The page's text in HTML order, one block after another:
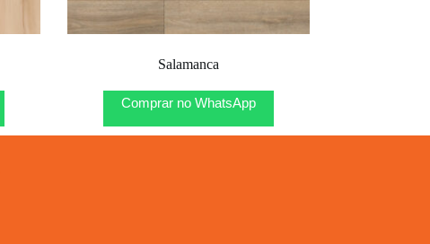
Salamanca
Comprar no WhatsApp